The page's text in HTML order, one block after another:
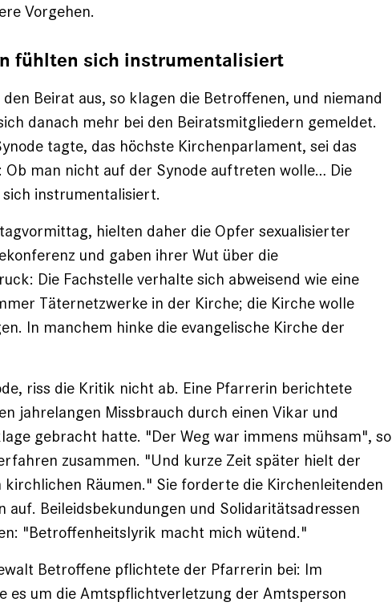
Vorgehen.
fühlten sich instrumentalisiert
Beirat aus, so klagen die Betroffenen, und niemand
danach mehr bei den Beiratsmitgliedern gemeldet.
tagte, das höchste Kirchenparlament, sei das
man nicht auf der Synode auftreten wolle… Die
instrumentalisiert.
hielten daher die Opfer sexualisierter
und gaben ihrer Wut über die
Die Fachstelle verhalte sich abweisend wie eine
Täternetzwerke in der Kirche; die Kirche wolle
In manchem hinke die evangelische Kirche der
riss die Kritik nicht ab. Eine Pfarrerin berichtete
jahrelangen Missbrauch durch einen Vikar und
gebracht hatte. "Der Weg war immens mühsam", so
zusammen. "Und kurze Zeit später hielt der
Räumen." Sie forderte die Kirchenleitenden
auf. Beileidsbekundungen und Solidaritätsadressen
"Betroffenheitslyrik macht mich wütend."
Betroffene pflichtete der Pfarrerin bei: Im
es um die Amtspflichtverletzung der Amtsperson